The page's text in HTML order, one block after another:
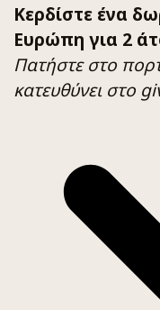
Κερδίστε ένα
Ευρώπη για 2
Πατήστε στο
κατευθύνει στο